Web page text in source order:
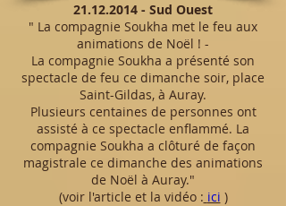
21.12.2014 - Sud Ouest
" La compagnie Soukha met le feu aux
animations de Noël ! -
La compagnie Soukha a présenté son
spectacle de feu ce dimanche soir, place
Saint-Gildas, à Auray.
Plusieurs centaines de personnes ont
assisté à ce spectacle enflammé. La
compagnie Soukha a clôturé de façon
magistrale ce dimanche des animations
de Noël à Auray."
(voir l'article et la vidéo : ici )